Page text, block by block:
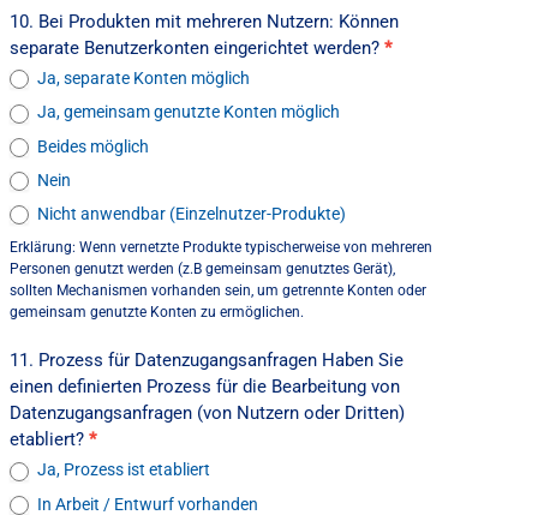
10. Bei Produkten mit mehreren Nutzern: Können
separate Benutzerkonten eingerichtet werden? *
Ja, separate Konten möglich
Ja, gemeinsam genutzte Konten möglich
Beides möglich
Nein
Nicht anwendbar (Einzelnutzer-Produkte)
Erklärung: Wenn vernetzte Produkte typischerweise von mehreren
Personen genutzt werden (z.B gemeinsam genutztes Gerät),
sollten Mechanismen vorhanden sein, um getrennte Konten oder
gemeinsam genutzte Konten zu ermöglichen.
11. Prozess für Datenzugangsanfragen Haben Sie
einen definierten Prozess für die Bearbeitung von
Datenzugangsanfragen (von Nutzern oder Dritten)
etabliert? *
Ja, Prozess ist etabliert
In Arbeit / Entwurf vorhanden